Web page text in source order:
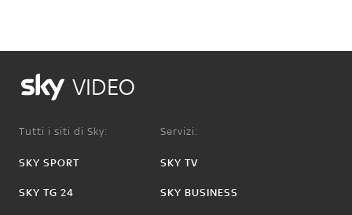
VIDEO
Tutti i siti di Sky:
SKY SPORT
SKY TG 24
Servizi:
SKY TV
SKY BUSINESS